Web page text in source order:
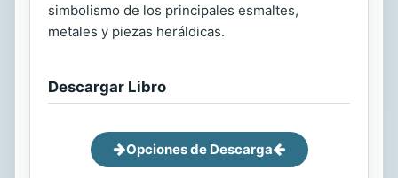
simbolismo de los principales esmaltes,
metales y piezas heráldicas.
Descargar Libro
Opciones de Descarga